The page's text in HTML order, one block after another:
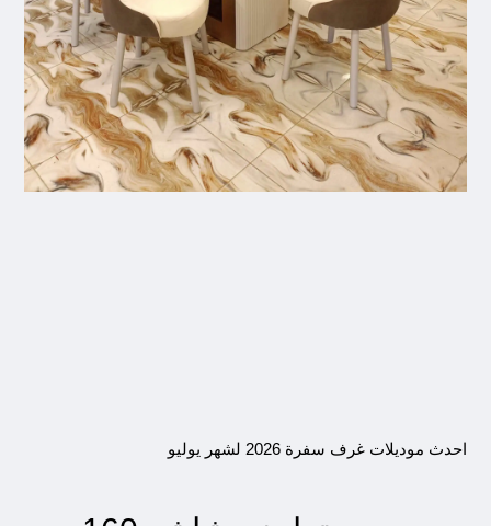
احدث موديلات غرف سفرة 2026 لشهر يوليو